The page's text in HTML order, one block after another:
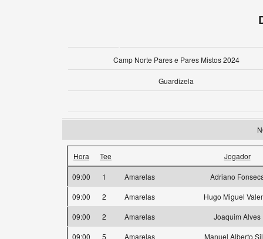
Camp Norte Pares e Pares Mistos 2024
Guardizela
Hora Tee Jogador
09:00 1 Amarelas
Adriano
09:00
2 Amarelas
Hugo Miguel
09:00
2 Amarelas
Joaquim Alves
09:00
5 Amarelas
Manuel Alberto